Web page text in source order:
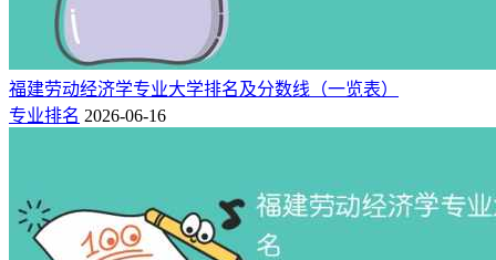
福建劳动经济学专业大学排名及分数线（一览表）
专业排名 2026-06-16